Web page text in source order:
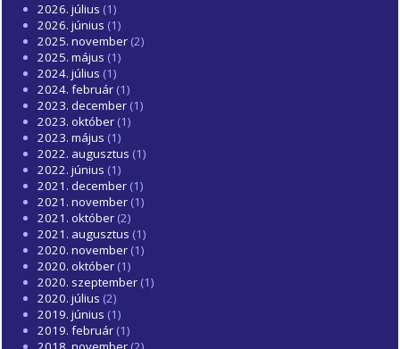
2026. július (1)
2026. június (1)
2025. november (2)
2025. május (1)
2024. július (1)
2024. február (1)
2023. december (1)
2023. október (1)
2023. május (1)
2022. augusztus (1)
2022. június (1)
2021. december (1)
2021. november (1)
2021. október (2)
2021. augusztus (1)
2020. november (1)
2020. október (1)
2020. szeptember (1)
2020. július (2)
2019. június (1)
2019. február (1)